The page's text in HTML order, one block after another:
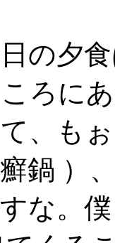
の夕
ろに
、も
鍋 ）
な。